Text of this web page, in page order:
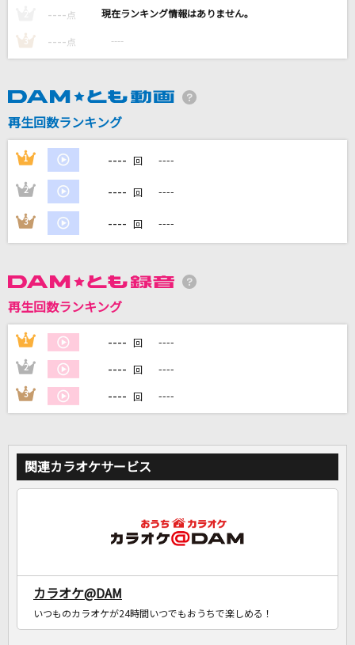
海の幽霊(ビデオクリップバージョン)
back number
カラオケ最新情報をチェック！
---- 点 ----
3 ---- 点 ----
再生回数ランキング
1 ---- 回 ----
2 ---- 回 ----
3 ---- 回 ----
再生回数ランキング
1 ---- 回 ----
2 ---- 回 ----
3 ---- 回 ----
関連カラオケサービス
カラオケ@DAM
いつものカラオケが24時間いつでもおうちで楽しめる！